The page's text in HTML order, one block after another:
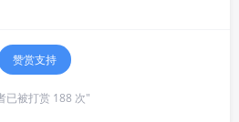
赞赏支持
已被打赏 188 次"